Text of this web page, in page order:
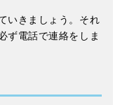
いきましょう。それ
ず電話で連絡をしま